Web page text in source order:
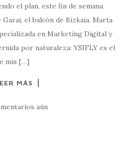
el plan, este fin de semana
el balcón de Bizkaia. Marta
en Marketing Digital y
por naturaleza: YSIFLY es el
mis […]
MÁS
aún